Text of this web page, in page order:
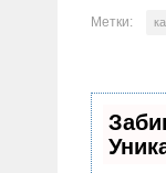
Метки: